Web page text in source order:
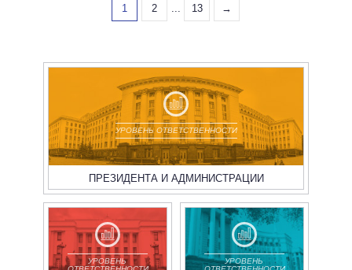
1 2 ... 13 →
УРОВЕНЬ ОТВЕТСТВЕННОСТИ
ПРЕЗИДЕНТА И АДМИНИСТРАЦИИ
УРОВЕНЬ
УРОВЕНЬ